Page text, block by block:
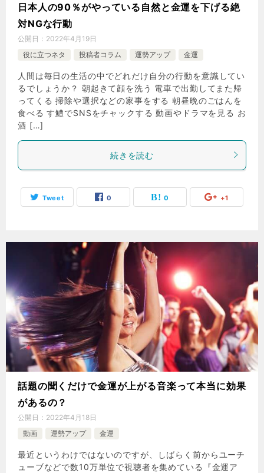
日本人の90％がやっている自然と金運を下げる絶
対NGな行動
公開日： 2022年4月19日
役に立つネタ
投稿者コラム 運勢アップ 金運
人間は毎日の生活の中でどれだけ自分の行動を意識してい
るでしょうか？ 朝起きて顔を洗う 電車で出勤してまた帰
ってくる 掃除や選択などの家事をする 朝昼晩のごはんを
食べる す鱧でSNSをチャックする 動画やドラマを見る お
酒 […]
続きを読む
Tweet 0 0 +1
話題の聞くだけで金運が上がる音楽って本当に効果
があるの？
公開日： 2022年4月18日
動画
運勢アップ 金運
最近というわけではないのですが、しばらく前からユーチ
ューブなどで数10万単位で視聴者を集めている『金運ア